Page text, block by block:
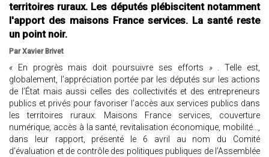
territoires ruraux. Les députés plébiscitent notamment
l'apport des maisons France services. La santé reste
un point noir.
Par Xavier Brivet
« En progrès mais doit poursuivre ses efforts » . Telle est,
globalement, l’appréciation portée par les députés sur les actions
de l’État mais aussi celles des collectivités et des entrepreneurs
publics et privés pour favoriser l’accès aux services publics dans
les territoires ruraux. Maisons France services, couverture
numérique, accès à la santé, revitalisation économique, mobilité…,
dans leur rapport, présenté le 6 avril au nom du Comité
d’évaluation et de contrôle des politiques publiques de l’Assemblée